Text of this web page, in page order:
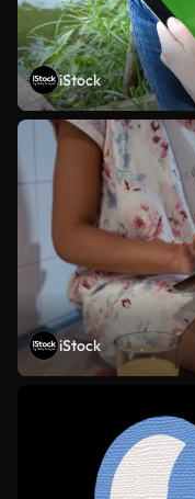
iStock
iStock